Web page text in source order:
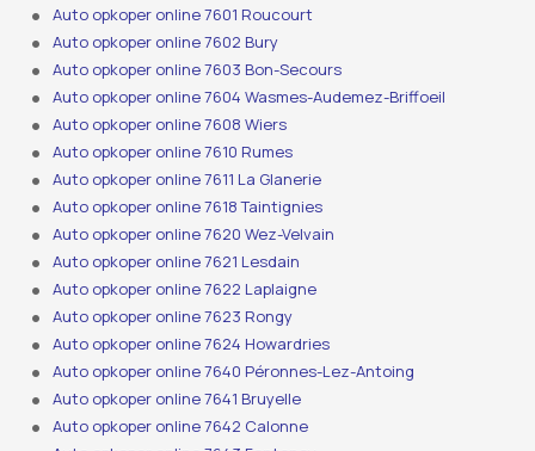
Auto opkoper online 7601 Roucourt
Auto opkoper online 7602 Bury
Auto opkoper online 7603 Bon-Secours
Auto opkoper online 7604 Wasmes-Audemez-Briffoeil
Auto opkoper online 7608 Wiers
Auto opkoper online 7610 Rumes
Auto opkoper online 7611 La Glanerie
Auto opkoper online 7618 Taintignies
Auto opkoper online 7620 Wez-Velvain
Auto opkoper online 7621 Lesdain
Auto opkoper online 7622 Laplaigne
Auto opkoper online 7623 Rongy
Auto opkoper online 7624 Howardries
Auto opkoper online 7640 Péronnes-Lez-Antoing
Auto opkoper online 7641 Bruyelle
Auto opkoper online 7642 Calonne